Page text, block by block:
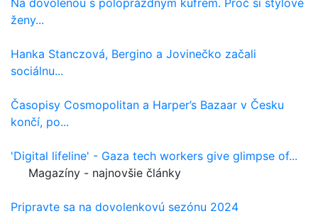
Na dovolenou s poloprázdným kufrem. Proč si stylové
ženy...
Hanka Stanczová, Bergino a Jovinečko začali
sociálnu...
Časopisy Cosmopolitan a Harper’s Bazaar v Česku
končí, po...
'Digital lifeline' - Gaza tech workers give glimpse of...
Magazíny - najnovšie články
Pripravte sa na dovolenkovú sezónu 2024